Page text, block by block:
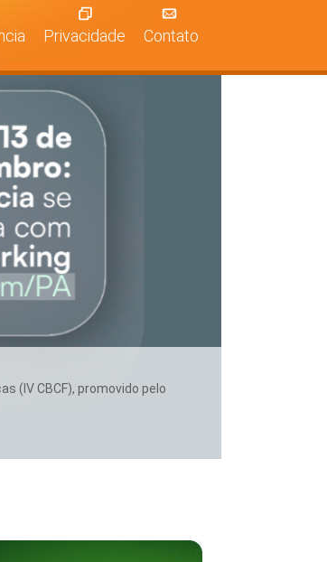
Privacidade Contato
(IV CBCF), promovido pelo